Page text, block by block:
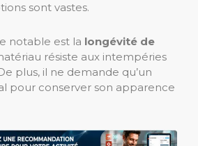
sont vastes.
notable est la longévité de
résiste aux intempéries
plus, il ne demande qu’un
pour conserver son apparence